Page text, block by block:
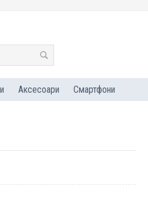
Аксесоари Смартфони